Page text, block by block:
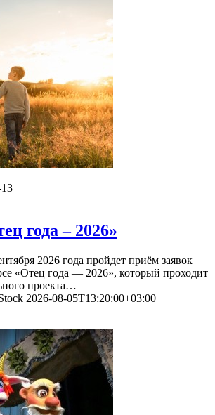
года – 2026»
2026 года пройдет приём заявок
«Отец года — 2026», который проходит
проекта…
2026-08-05T13:20:00+03:00